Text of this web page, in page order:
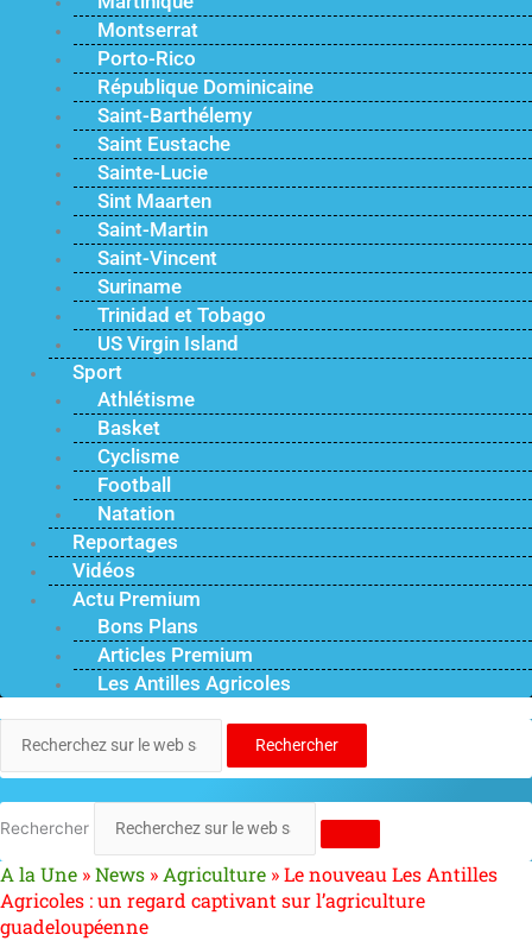
Montserrat
Porto-Rico
République Dominicaine
Saint-Barthélemy
Saint Eustache
Sainte-Lucie
Sint Maarten
Saint-Martin
Saint-Vincent
Suriname
Trinidad et Tobago
US Virgin Island
Sport
Athlétisme
Basket
Cyclisme
Football
Natation
Reportages
Vidéos
Actu Premium
Bons Plans
Articles Premium
Les Antilles Agricoles
Rechercher
Rechercher
A la Une »News »Agriculture »Le nouveau Les Antilles
Agricoles : un regard captivant sur l’agriculture
guadeloupéenne